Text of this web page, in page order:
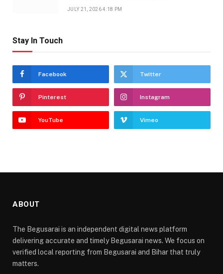
JULY 21, 2026 4:18 PM
Stay In Touch
Facebook Twitter
Pinterest Instagram
YouTube Vimeo
ABOUT
The Begusarai is an independent digital news platform
delivering accurate and timely Begusarai news. We focus on
verified local reporting from Begusarai and Bihar that truly
matters.